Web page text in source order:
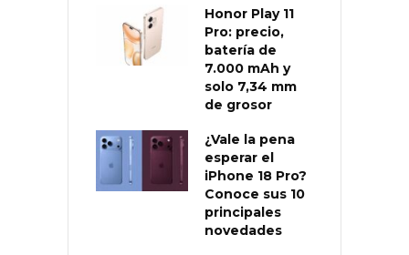
Honor Play 11
Pro: precio,
batería de
7.000 mAh y
solo 7,34 mm
de grosor
¿Vale la pena
esperar el
iPhone 18 Pro?
Conoce sus 10
principales
novedades